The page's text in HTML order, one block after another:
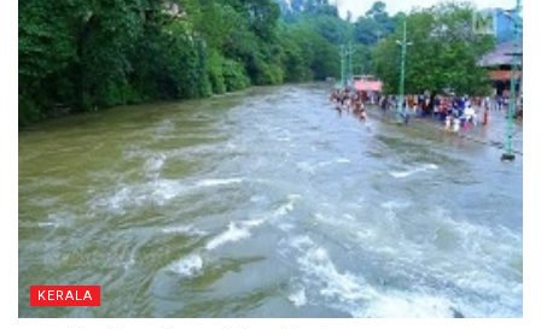
KERALA